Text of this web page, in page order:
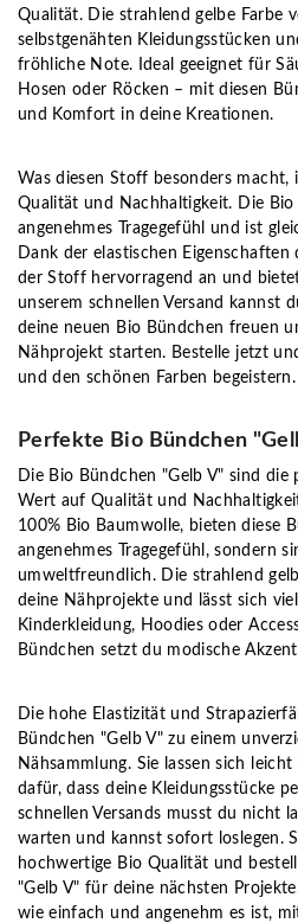
Qualität. Die strahlend gelbe Farbe
selbstgenähten Kleidungsstücken
fröhliche Note. Ideal geeignet für
Hosen oder Röcken – mit diesen
und Komfort in deine Kreationen.
Was diesen Stoff besonders macht,
Qualität und Nachhaltigkeit. Die
angenehmes Tragegefühl und ist
Dank der elastischen Eigenschaften
der Stoff hervorragend an und
unserem schnellen Versand kannst
deine neuen Bio Bündchen freuen
Nähprojekt starten. Bestelle jetzt
und den schönen Farben begeistern.
Perfekte Bio Bündchen
Die Bio Bündchen "Gelb V" sind
Wert auf Qualität und
100% Bio Baumwolle, bieten diese
angenehmes Tragegefühl, sondern
umweltfreundlich. Die strahlend
deine Nähprojekte und lässt sich
Kinderkleidung, Hoodies oder
Bündchen setzt du modische
Die hohe Elastizität und
Bündchen "Gelb V" zu einem
Nähsammlung. Sie lassen sich
dafür, dass deine Kleidungsstücke
schnellen Versands musst du nicht
warten und kannst sofort loslegen.
hochwertige Bio Qualität und
"Gelb V" für deine nächsten
wie einfach und angenehm es ist,